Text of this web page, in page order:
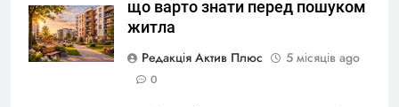
що варто знати перед пошуком
житла
Редакція Актив Плюс
5 місяців ago
0